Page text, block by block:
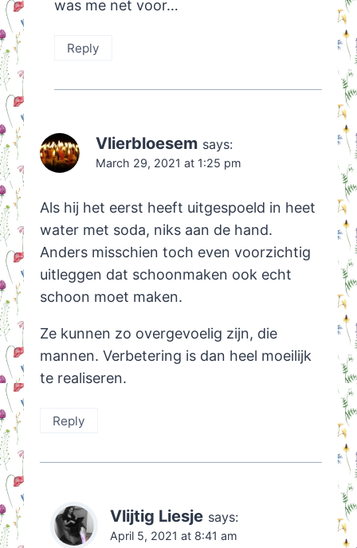
was me net voor…
Reply
Vlierbloesem says:
March 29, 2021 at 1:25 pm
Als hij het eerst heeft uitgespoeld in heet
water met soda, niks aan de hand.
Anders misschien toch even voorzichtig
uitleggen dat schoonmaken ook echt
schoon moet maken.
Ze kunnen zo overgevoelig zijn, die
mannen. Verbetering is dan heel moeilijk
te realiseren.
Reply
Vlijtig Liesje says:
April 5, 2021 at 8:41 am